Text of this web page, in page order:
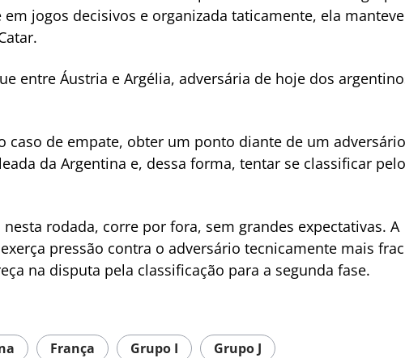
jogos decisivos e organizada taticamente, ela
entre Áustria e Argélia, adversária de hoje dos
caso de empate, obter um ponto diante de um adversário
da Argentina e, dessa forma, tentar se classificar pelo
rodada, corre por fora, sem grandes expectativas. A
pressão contra o adversário tecnicamente mais
na disputa pela classificação para a segunda fase.
França Grupo I Grupo J